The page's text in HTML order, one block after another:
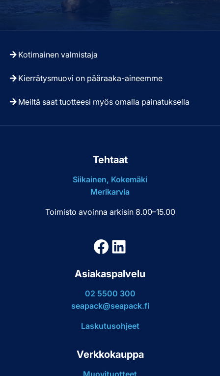
Kotimainen valmistaja
Kierrätysmuovi on pääraaka-aineemme
Meiltä saat tuotteesi myös omalla painatuksella
Tehtaat
Siikainen, Kokemäki
Merikarvia
Toimisto avoinna arkisin 8.00–15.00
Facebook
LinkedIn
Asiakaspalvelu
02 5500 300
seapack@seapack.fi
Laskutusohjeet
Verkkokauppa
Muovituotteet